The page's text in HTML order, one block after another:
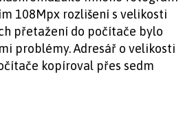
108Mpx rozlišení s velikosti
přetažení do počítače bylo
problémy. Adresář o velikosti
kopíroval přes sedm